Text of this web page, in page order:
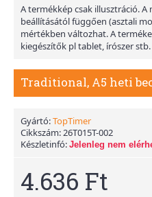
A termékkép csak illusztráció.
beállításától függően (asztali
mértékben változhat. A
kiegészítők pl tablet, írószer
Gyártó:TopTimer
Cikkszám:26T015T-002
Készletinfó: Jelenleg nem
4.636 Ft